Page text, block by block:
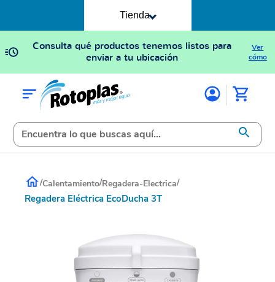
Tienda
Consulta qué productos tenemos listos para
enviar a tu ubicación
Ver
cómo
/Calentamiento/Regadera-Electrica/
Regadera Eléctrica EcoDucha 3T